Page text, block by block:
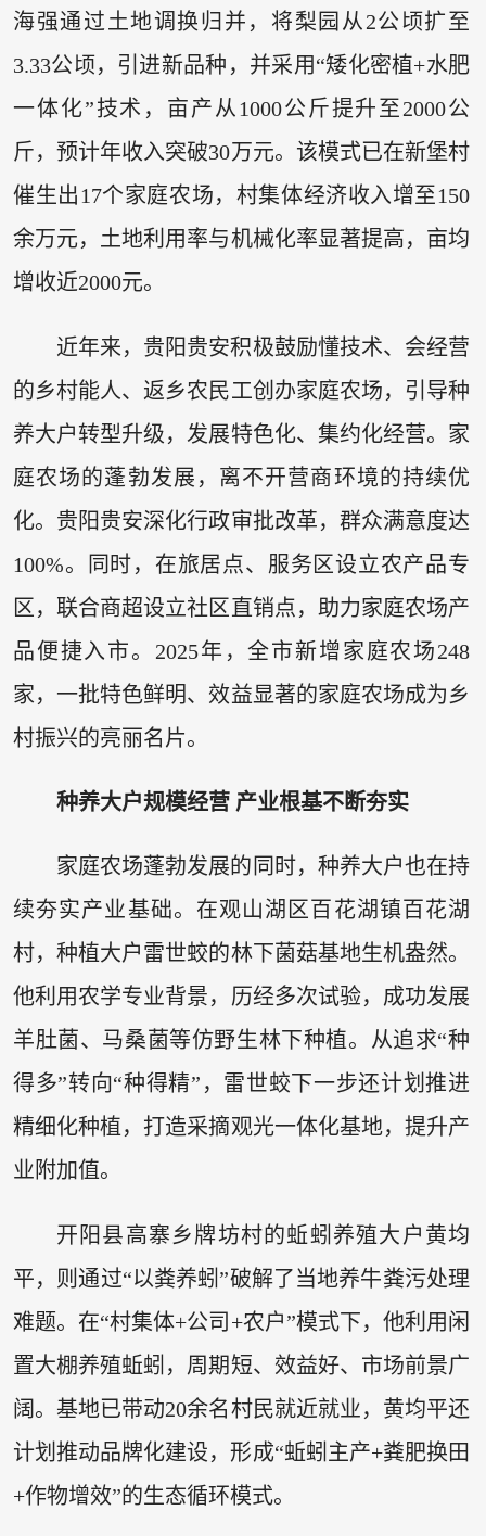
海强通过土地调换归并，将梨园从2公顷扩至
3.33公顷，引进新品种，并采用“矮化密植+水肥
一体化”技术，亩产从1000公斤提升至2000公
斤，预计年收入突破30万元。该模式已在新堡村
催生出17个家庭农场，村集体经济收入增至150
余万元，土地利用率与机械化率显著提高，亩均
增收近2000元。
近年来，贵阳贵安积极鼓励懂技术、会经营
的乡村能人、返乡农民工创办家庭农场，引导种
养大户转型升级，发展特色化、集约化经营。家
庭农场的蓬勃发展，离不开营商环境的持续优
化。贵阳贵安深化行政审批改革，群众满意度达
100%。同时，在旅居点、服务区设立农产品专
区，联合商超设立社区直销点，助力家庭农场产
品便捷入市。2025年，全市新增家庭农场248
家，一批特色鲜明、效益显著的家庭农场成为乡
村振兴的亮丽名片。
种养大户规模经营 产业根基不断夯实
家庭农场蓬勃发展的同时，种养大户也在持
续夯实产业基础。在观山湖区百花湖镇百花湖
村，种植大户雷世蛟的林下菌菇基地生机盎然。
他利用农学专业背景，历经多次试验，成功发展
羊肚菌、马桑菌等仿野生林下种植。从追求“种
得多”转向“种得精”，雷世蛟下一步还计划推进
精细化种植，打造采摘观光一体化基地，提升产
业附加值。
开阳县高寨乡牌坊村的蚯蚓养殖大户黄均
平，则通过“以粪养蚓”破解了当地养牛粪污处理
难题。在“村集体+公司+农户”模式下，他利用闲
置大棚养殖蚯蚓，周期短、效益好、市场前景广
阔。基地已带动20余名村民就近就业，黄均平还
计划推动品牌化建设，形成“蚯蚓主产+粪肥换田
+作物增效”的生态循环模式。